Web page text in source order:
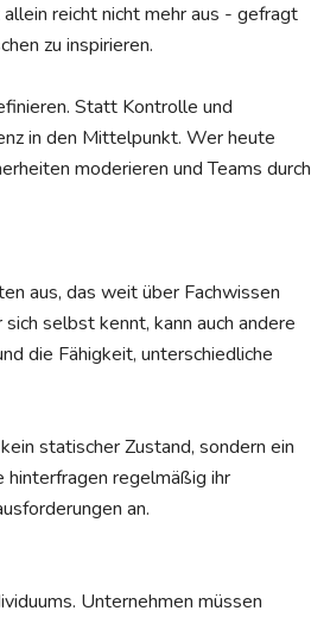
reicht nicht mehr aus - gefragt
zu inspirieren.
Statt Kontrolle und
in den Mittelpunkt. Wer heute
moderieren und Teams durch
aus, das weit über Fachwissen
selbst kennt, kann auch andere
die Fähigkeit, unterschiedliche
statischer Zustand, sondern ein
hinterfragen regelmäßig ihr
an.
Unternehmen müssen